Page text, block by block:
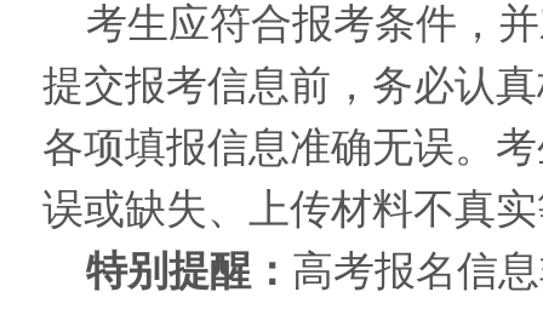
考生应符合报考条件，
提交报考信息前，务必认
各项填报信息准确无误。
误或缺失、上传材料不真
特别提醒： 高考报名信